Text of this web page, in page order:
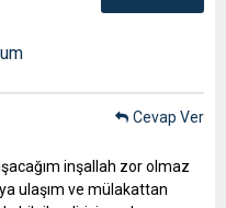
inşallah zor olmaz
ulaşım ve mülakattan
Cevap Ver